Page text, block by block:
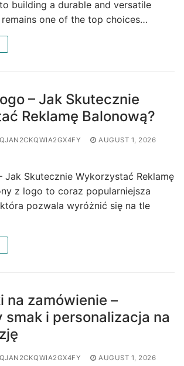
building a durable and versatile
one of the top choices…
– Jak Skutecznie
Reklamę Balonową?
AUGUST 1, 2026
Jak Skutecznie Wykorzystać Reklamę
z logo to coraz popularniejsza
pozwala wyróżnić się na tle
na zamówienie –
i personalizacja na
AUGUST 1, 2026